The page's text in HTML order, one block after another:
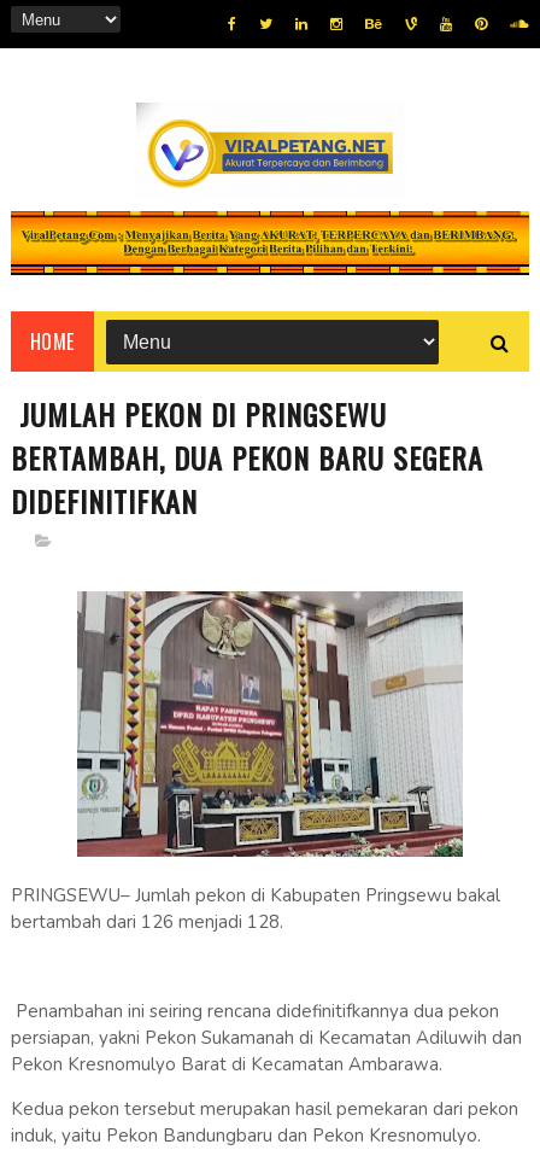
HOME
JUMLAH PEKON DI PRINGSEWU
BERTAMBAH, DUA PEKON BARU SEGERA
DIDEFINITIFKAN
PRINGSEWU– Jumlah pekon di Kabupaten Pringsewu bakal
bertambah dari 126 menjadi 128.
Penambahan ini seiring rencana didefinitifkannya dua pekon
persiapan, yakni Pekon Sukamanah di Kecamatan Adiluwih dan
Pekon Kresnomulyo Barat di Kecamatan Ambarawa.
Kedua pekon tersebut merupakan hasil pemekaran dari pekon
induk, yaitu Pekon Bandungbaru dan Pekon Kresnomulyo.